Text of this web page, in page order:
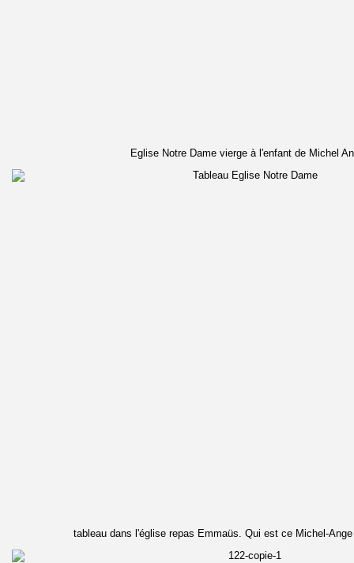
Eglise Notre Dame vierge à l'enfant de Michel
tableau dans l'église repas Emmaüs. Qui est ce Michel-